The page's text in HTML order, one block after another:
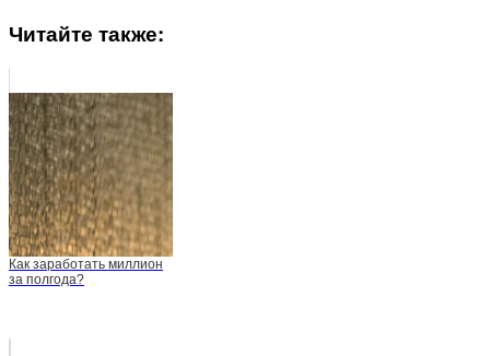
Читайте также:
Как заработать миллион
за полгода?